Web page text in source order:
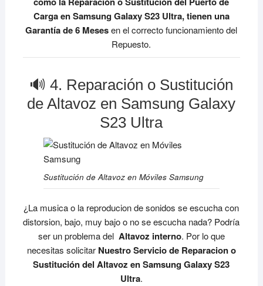
Carga en Samsung Galaxy S23 Ultra, tienen una
Garantía de 6 Mesesen el correcto funcionamiento del
Repuesto.
🔊 4. Reparación o Sustitución
de Altavoz en Samsung Galaxy
S23 Ultra
Sustitución de Altavoz en Móviles Samsung
¿La musica o la reproducion de sonidos se escucha con
distorsion, bajo, muy bajo o no se escucha nada? Podría
ser un problema del Altavoz interno. Por lo que
necesitas solicitar Nuestro Servicio de Reparacion o
Sustitución del Altavoz en Samsung Galaxy S23
Ultra.